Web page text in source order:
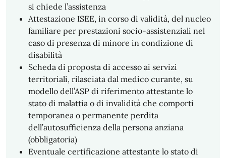
si chiede l’assistenza
Attestazione ISEE, in corso di validità, del nucleo
familiare per prestazioni socio-assistenziali nel
caso di presenza di minore in condizione di
disabilità
Scheda di proposta di accesso ai servizi
territoriali, rilasciata dal medico curante, su
modello dell’ASP di riferimento attestante lo
stato di malattia o di invalidità che comporti
temporanea o permanente perdita
dell’autosufficienza della persona anziana
(obbligatoria)
Eventuale certificazione attestante lo stato di